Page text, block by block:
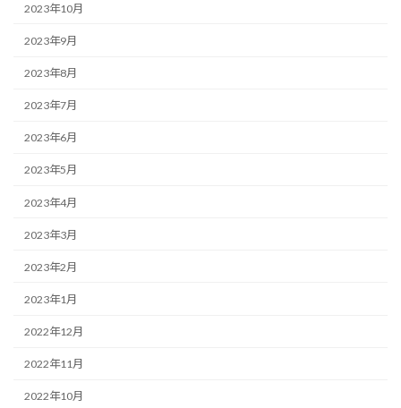
2023年10月
2023年9月
2023年8月
2023年7月
2023年6月
2023年5月
2023年4月
2023年3月
2023年2月
2023年1月
2022年12月
2022年11月
2022年10月